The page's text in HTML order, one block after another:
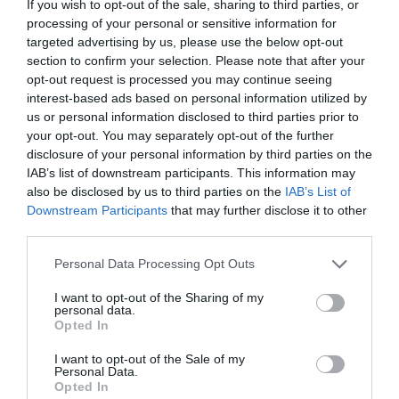
If you wish to opt-out of the sale, sharing to third parties, or
processing of your personal or sensitive information for
targeted advertising by us, please use the below opt-out
section to confirm your selection. Please note that after your
opt-out request is processed you may continue seeing
interest-based ads based on personal information utilized by
us or personal information disclosed to third parties prior to
your opt-out. You may separately opt-out of the further
disclosure of your personal information by third parties on the
IAB’s list of downstream participants. This information may
also be disclosed by us to third parties on the IAB’s List of
Downstream Participants that may further disclose it to other
Please note that this website/app uses one or more Google
not limited to your visit or usage behaviour. You may click to
grant or deny consent to Google and its third-party tags to
use your data for below specified purposes in below Google
consent section.
Personal Data Processing Opt Outs
I want to opt-out of the Sharing of my
personal data.
Opted In
I want to opt-out of the Sale of my
Personal Data.
Opted In
voltak. Voltak köztük jelenlegi dohányosok, korábbi
dohányosok és soha nem dohányzók.
Fotó: Shutterstock
A Nemzeti Halálozási Index szerint 2019 végéig a
vizsgálat alanyai közül közel 75 ezren haltak meg. A